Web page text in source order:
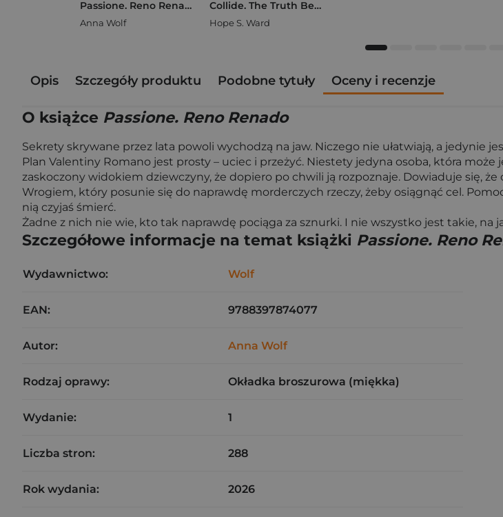
Passione. Reno Renado
Anna Wolf
Collide. The Truth Between Us
Hope S. Ward
Opis Szczegóły produktu Podobne tytuły Oceny i recenzje
O książce Passione. Reno Renado
Sekrety skrywane przez lata powoli wychodzą na jaw. Niczego nie ułatwiają, a jedynie
Plan Valentiny Romano jest prosty – uciec i przeżyć. Niestety jedyna osoba, która
zaskoczony widokiem dziewczyny, że dopiero po chwili ją rozpoznaje. Dowiaduje się,
Wrogiem, który posunie się do naprawdę morderczych rzeczy, żeby osiągnąć cel.
nią czyjaś śmierć.
Żadne z nich nie wie, kto tak naprawdę pociąga za sznurki. I nie wszystko jest takie, na
Szczegółowe informacje na temat książki Passione. Reno
Wydawnictwo: Wolf
EAN: 9788397874077
Autor: Anna Wolf
Rodzaj oprawy: Okładka broszurowa (miękka)
Wydanie: 1
Liczba stron: 288
Rok wydania: 2026